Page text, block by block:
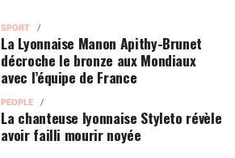
SPORT
La Lyonnaise Manon Apithy-Brunet
décroche le bronze aux Mondiaux
avec l’équipe de France
PEOPLE
La chanteuse lyonnaise Styleto révèle
avoir failli mourir noyée